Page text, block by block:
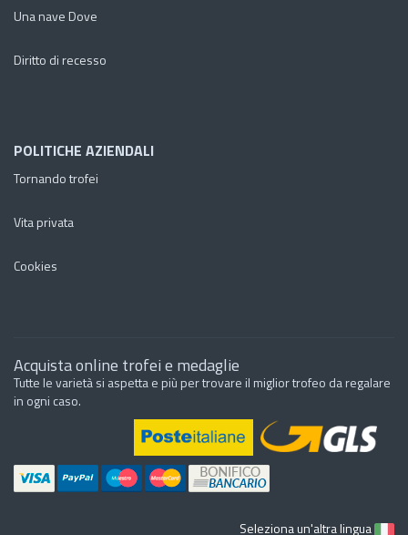
Una nave Dove
Diritto di recesso
POLITICHE AZIENDALI
Tornando trofei
Vita privata
Cookies
Acquista online trofei e medaglie
Tutte le varietà si aspetta e più per trovare il miglior trofeo da regalare
in ogni caso.
Seleziona un'altra lingua